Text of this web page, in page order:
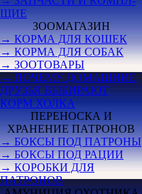
ЩИЕ
ЗООМАГАЗИН
→ КОРМА ДЛЯ КОШЕК
→ КОРМА ДЛЯ СОБАК
→ ЗООТОВАРЫ
→ ПОЧЕМУ ДОМАШНИЕ
ДРУЗЬЯ ВЫБИРАЮТ
КОРМ ХОЛКА
ПЕРЕНОСКА И
ХРАНЕНИЕ ПАТРОНОВ
→ БОКСЫ ПОД ПАТРОНЫ
→ БОКСЫ ПОД РАЦИИ
→ КОРОБКИ ДЛЯ
ПАТРОНОВ